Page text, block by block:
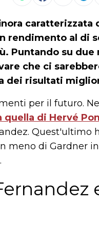
caratterizzata
rendimento al di
Puntando su due
che ci
dei risultati
per il futuro.
quella di Hervé
Quest'ultimo
meno di Gardner